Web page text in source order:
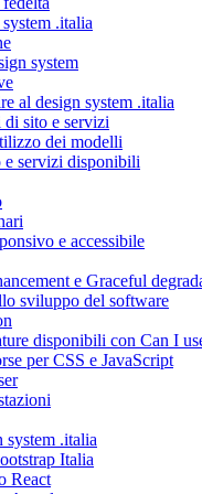
.italia
system
al design system .italia
sito e servizi
dei modelli
servizi disponibili
e accessibile
e Graceful
sviluppo del software
disponibili con Can I
per CSS e JavaScript
system .italia
Italia
React